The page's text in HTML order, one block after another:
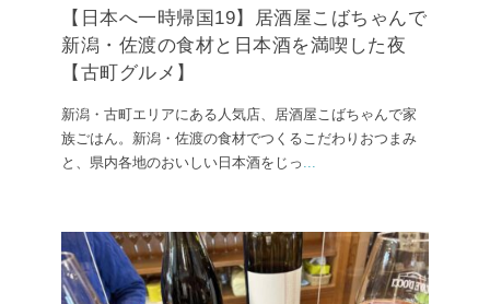
【日本へ一時帰国19】居酒屋こばちゃんで
新潟・佐渡の食材と日本酒を満喫した夜
【古町グルメ】
新潟・古町エリアにある人気店、居酒屋こばちゃんで家
族ごはん。新潟・佐渡の食材でつくるこだわりおつまみ
と、県内各地のおいしい日本酒をじっ ...